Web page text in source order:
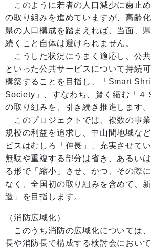
このように若者の人口減少に歯止
の取り組みを進めていますが、高齢
県の人口構成を踏まえれば、当面、
続くこと自体は避けられません。
こうした状況にうまく適応し、公
といった公共サービスについて持続
構築することを目指し、「Smart
Society」、すなわち、賢く縮む「４
の取り組みを、引き続き推進します。
このプロジェクトでは、複数の事
規模の利益を追求し、中山間地域な
ビスはむしろ「伸長」、充実させて
無駄や重複する部分は省き、あるい
る形で「縮小」させ、かつ、その際
なく、全国初の取り組みを含めて、
造」を目指します。
（消防広域化）
このうち消防の広域化については
長や消防長で構成する検討会におい